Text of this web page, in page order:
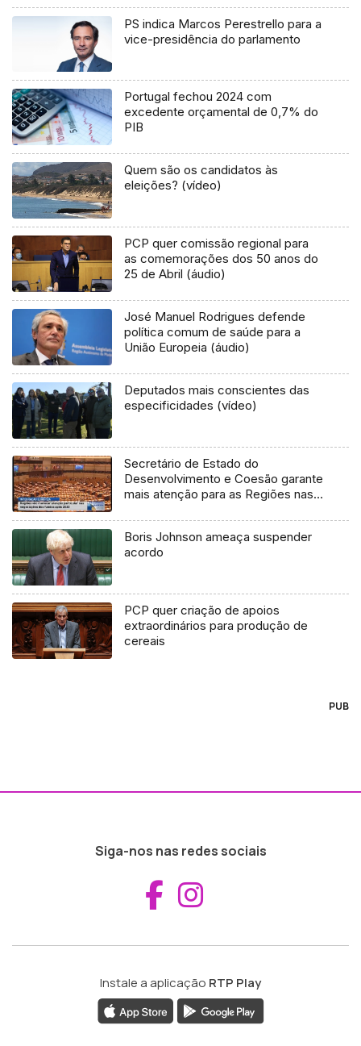
PS indica Marcos Perestrello para a
vice-presidência do parlamento
Portugal fechou 2024 com
excedente orçamental de 0,7% do
PIB
Quem são os candidatos às
eleições? (vídeo)
PCP quer comissão regional para
as comemorações dos 50 anos do
25 de Abril (áudio)
José Manuel Rodrigues defende
política comum de saúde para a
União Europeia (áudio)
Deputados mais conscientes das
especificidades (vídeo)
Secretário de Estado do
Desenvolvimento e Coesão garante
mais atenção para as Regiões nas
(Vídeo)
Boris Johnson ameaça suspender
acordo
PCP quer criação de apoios
extraordinários para produção de
cereais
PUB
Siga-nos nas redes sociais
Aceder ao
Instale a aplicação RTP Play